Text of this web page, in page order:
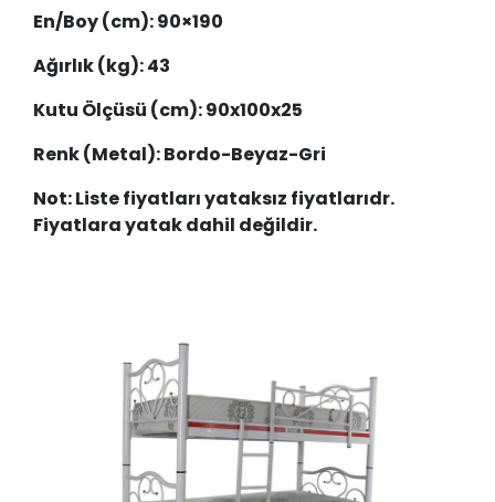
En/Boy (cm): 90×190
Ağırlık (kg): 43
Kutu Ölçüsü (cm): 90x100x25
Renk (Metal): Bordo-Beyaz-Gri
Not: Liste fiyatları yataksız fiyatlarıdr.
Fiyatlara yatak dahil değildir.